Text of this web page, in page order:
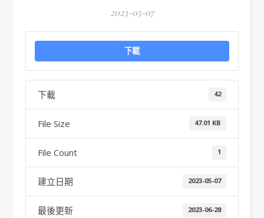
2023-05-07
下載
下載 42
File Size 47.01 KB
File Count 1
建立日期 2023-05-07
最後更新 2023-06-28